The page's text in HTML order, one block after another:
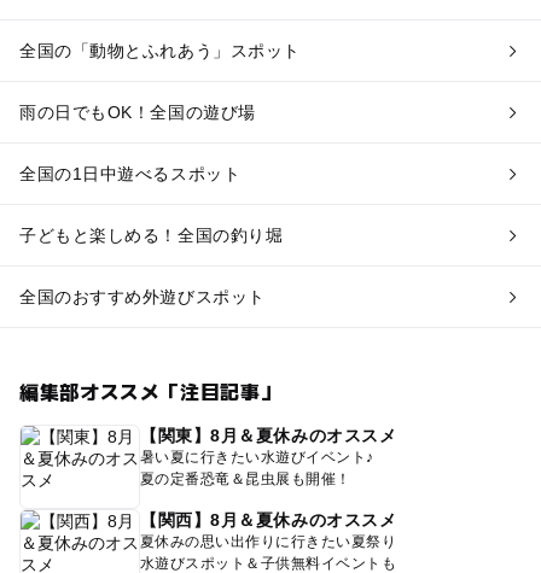
全国の「動物とふれあう」スポット
雨の日でもOK！全国の遊び場
全国の1日中遊べるスポット
子どもと楽しめる！全国の釣り堀
全国のおすすめ外遊びスポット
編集部オススメ「注目記事」
【関東】8月＆夏休みのオススメ
暑い夏に行きたい水遊びイベント♪
夏の定番恐竜＆昆虫展も開催！
【関西】8月＆夏休みのオススメ
夏休みの思い出作りに行きたい夏祭り
水遊びスポット＆子供無料イベントも